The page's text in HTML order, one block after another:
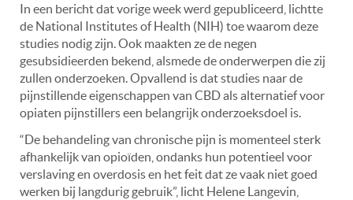
In een bericht dat vorige week werd gepubliceerd, lichtte
de National Institutes of Health (NIH) toe waarom deze
studies nodig zijn. Ook maakten ze de negen
gesubsidieerden bekend, alsmede de onderwerpen die zij
zullen onderzoeken. Opvallend is dat studies naar de
pijnstillende eigenschappen van CBD als alternatief voor
opiaten pijnstillers een belangrijk onderzoeksdoel is.
“De behandeling van chronische pijn is momenteel sterk
afhankelijk van opioïden, ondanks hun potentieel voor
verslaving en overdosis en het feit dat ze vaak niet goed
werken bij langdurig gebruik”, licht Helene Langevin,